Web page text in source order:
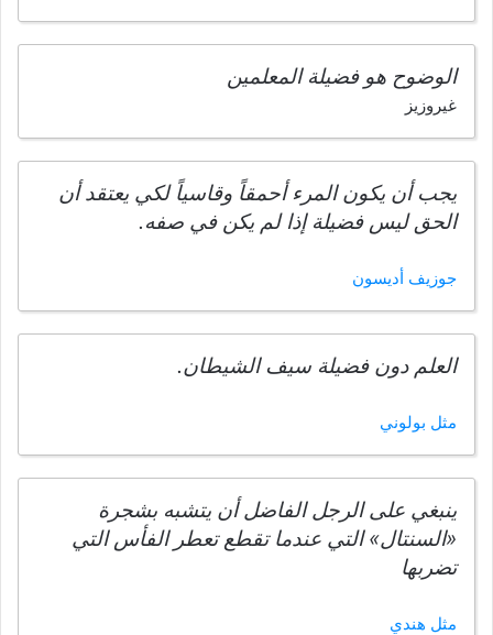
الوضوح هو فضيلة المعلمين
غيروزيز
يجب أن يكون المرء أحمقاً وقاسياً لكي يعتقد أن
الحق ليس فضيلة إذا لم يكن في صفه.
جوزيف أديسون
العلم دون فضيلة سيف الشيطان.
مثل بولوني
ينبغي على الرجل الفاضل أن يتشبه بشجرة
«السنتال» التي عندما تقطع تعطر الفأس التي
تضربها
مثل هندي